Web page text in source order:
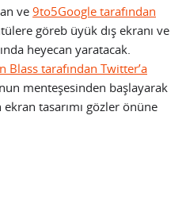
ve 9to5Google tarafından
göreb üyük dış ekranı ve
heyecan yaratacak.
Blass tarafından Twitter’a
menteşesinden başlayarak
ekran tasarımı gözler önüne